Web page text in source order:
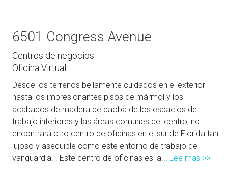
6501 Congress Avenue
Centros de negocios
Oficina Virtual
Desde los terrenos bellamente cuidados en el exterior
hasta los impresionantes pisos de mármol y los
acabados de madera de caoba de los espacios de
trabajo interiores y las áreas comunes del centro, no
encontrará otro centro de oficinas en el sur de Florida tan
lujoso y asequible como este entorno de trabajo de
vanguardia. . Este centro de oficinas es la... Lee mas >>